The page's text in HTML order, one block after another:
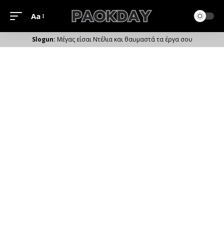
Μέγεθος
Γραμματοσειράς
Aa
Μέγας είσαι Ντέλια και θαυμαστά τα έργα σου